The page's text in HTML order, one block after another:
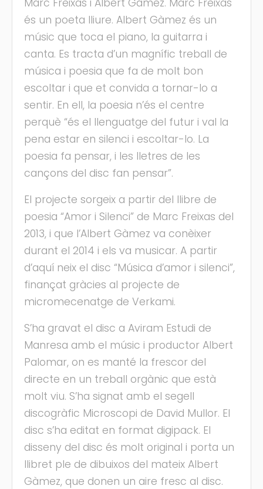
Marc Freixas i Albert Gàmez. Marc Freixas
és un poeta lliure. Albert Gàmez és un
músic que toca el piano, la guitarra i
canta. Es tracta d’un magnífic treball de
música i poesia que fa de molt bon
escoltar i que et convida a tornar-lo a
sentir. En ell, la poesia n’és el centre
perquè “és el llenguatge del futur i val la
pena estar en silenci i escoltar-lo. La
poesia fa pensar, i les lletres de les
cançons del disc fan pensar”.
El projecte sorgeix a partir del llibre de
poesia “Amor i Silenci” de Marc Freixas del
2013, i que l’Albert Gàmez va conèixer
durant el 2014 i els va musicar. A partir
d’aquí neix el disc “Música d’amor i silenci”,
finançat gràcies al projecte de
micromecenatge de Verkami.
S’ha gravat el disc a Aviram Estudi de
Manresa amb el músic i productor Albert
Palomar, on es manté la frescor del
directe en un treball orgànic que està
molt viu. S’ha signat amb el segell
discogràfic Microscopi de David Mullor. El
disc s’ha editat en format digipack. El
disseny del disc és molt original i porta un
llibret ple de dibuixos del mateix Albert
Gàmez, que donen un aire fresc al disc.